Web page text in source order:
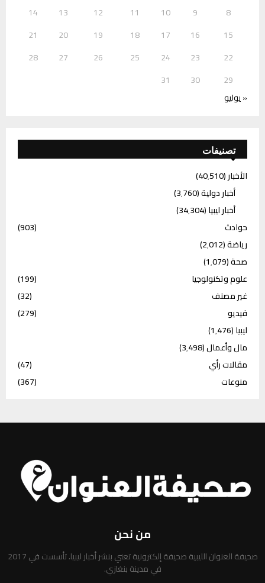
8
9
10
11
12
13
14
15
16
17
18
19
20
21
22
23
24
25
26
27
28
29
30
31
« يوليو
تصنيفات
الأخبار(40٬510)
أخبار دولية(3٬760)
أخبار ليبيا(34٬304)
حوادث
(903)
رياضة(2٬012)
صحة(1٬079)
علوم وتكنولوجيا
(199)
غير مصنف
(32)
فيديو
(279)
ليبيا(1٬476)
مال وأعمال(3٬498)
مقالات رأي
(47)
منوعات
(367)
من نحن
صحيفة العنوان الليبية صحيفة إلكترونية تعني بنشر أخبار ليبيا. تأسست في 2017
في مدينة بنغازي.